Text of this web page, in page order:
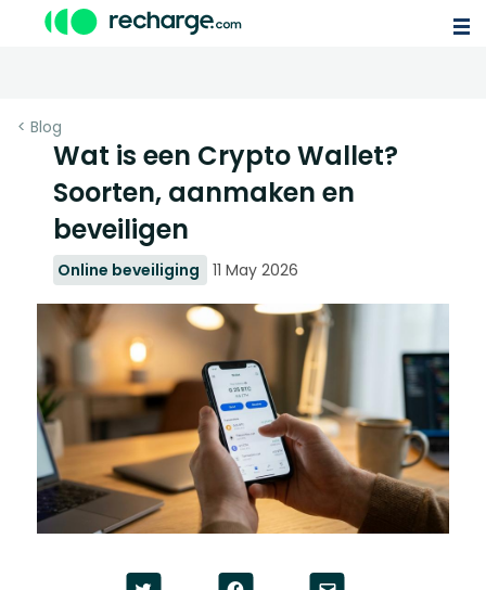
< Blog
Wat is een Crypto Wallet?
Soorten, aanmaken en
beveiligen
Online beveiliging 11 May 2026